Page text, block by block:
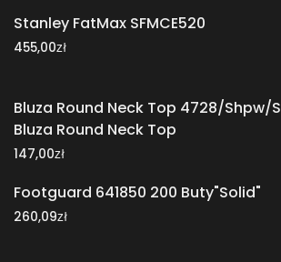
Stanley FatMax SFMCE520
455,00zł
Bluza Round Neck Top 4728/Shpw/S
Bluza Round Neck Top
147,00zł
Footguard 641850 200 Buty"Solid"
260,09zł